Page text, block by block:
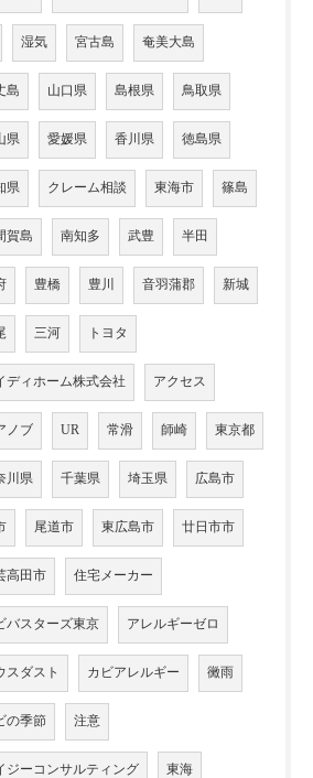
湿気 宮古島 奄美大島
島 山口県 島根県 鳥取県
県 愛媛県 香川県 徳島県
県 クレーム相談 東海市 篠島
賀島 南知多 武豊 半田
豊橋 豊川 音羽蒲郡 新城
三河 トヨタ
ディホーム株式会社 アクセス
ノブ UR 常滑 師崎 東京都
川県 千葉県 埼玉県 広島市
尾道市 東広島市 廿日市市
高田市 住宅メーカー
バスターズ東京 アレルギーゼロ
スダスト カビアレルギー 黴雨
の季節 注意
ジーコンサルティング 東海